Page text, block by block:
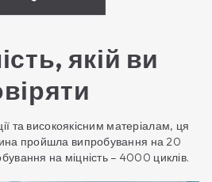
якій ви
та високоякісним матеріалам, ця
пройшла випробування на 20
на міцність – 4000 циклів.